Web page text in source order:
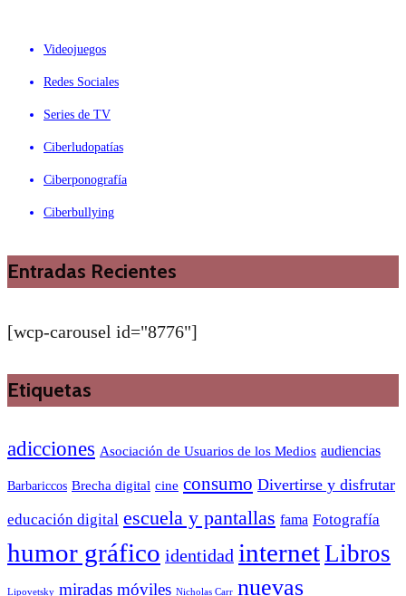
Videojuegos
Redes Sociales
Series de TV
Ciberludopatías
Ciberponografía
Ciberbullying
Entradas Recientes
[wcp-carousel id="8776"]
Etiquetas
adicciones Asociación de Usuarios de los Medios audiencias
Barbariccos Brecha digital cine consumo Divertirse y disfrutar
educación digital escuela y pantallas fama Fotografía
humor gráfico identidad internetLibros
Lipovetsky miradas móviles Nicholas Carr nuevas